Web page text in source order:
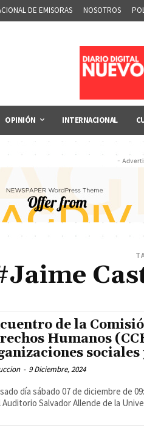
DE EMISORAS NOSOTROS
OPINIÓN INTERNACIONAL
-
de la
Humanos
- 9 Diciembre, 2024
día sábado 07 de diciembre de
Auditorio Salvador Allende de la